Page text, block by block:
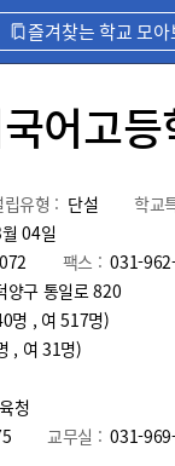
즐겨찾는 학교 모아
어고
립유형 : 단설 학교
04일
팩스 : 031-
양구 통일로 820
명 , 여 517명)
, 여 31명)
청
교무실 : 031-